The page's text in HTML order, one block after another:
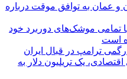
و عمان به توافق موقت درباره
تمامی موشک‌های دوربرد خود
است
ترامپ در قبال ایران
یک تریلیون دلار به